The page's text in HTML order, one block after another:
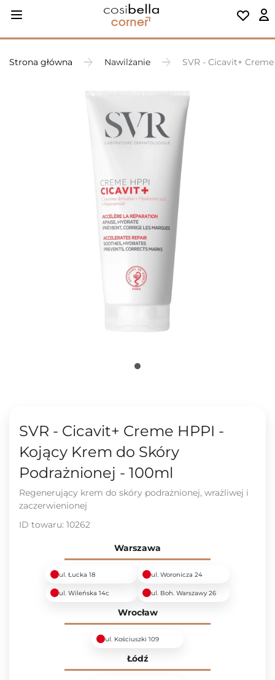
Strona główna Nawilżanie SVR - Cicavit+
SVR - Cicavit+ Creme HPPI -
Kojący Krem do Skóry
Podrażnionej - 100ml
Regenerujący krem do skóry podrażnionej, wrażliwej i
zaczerwienionej
ID towaru: 10262
Warszawa
ul. Łucka 18 ul. Woronicza 24
ul. Wileńska 14c ul. Boh. Warszawy 26
Wrocław
ul. Kościuszki 109
Łódź